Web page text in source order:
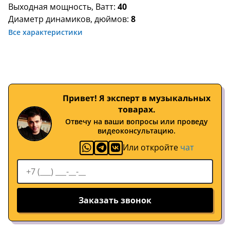
Выходная мощность, Ватт: 40
Диаметр динамиков, дюймов: 8
Все характеристики
Привет! Я эксперт в музыкальных
товарах.
Отвечу на ваши вопросы или проведу
видеоконсультацию.
Или откройте чат
Заказать звонок